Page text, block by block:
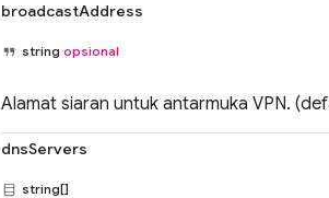
broadcastAddress
string opsional
Alamat siaran untuk antarmuka VPN.
dnsServers
string[]